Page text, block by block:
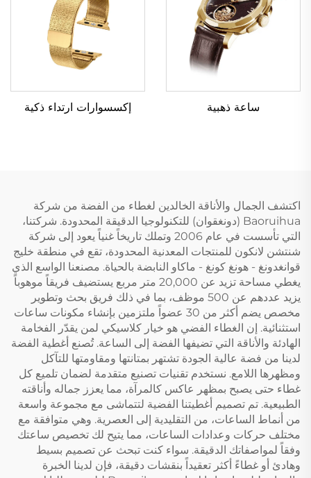
ساعة ذهبية إكسسوارات ارتداء ذكية
اكتشف الجمال والأناقة الخالدين لغطاء من الفضة من شركة
Baoruihua (دونغقوان) للتكنولوجيا الدقيقة المحدودة. شركتنا،
التي تأسست في عام 2006 وتملك تاريخاً غنياً يعود إلى شركة
شنتشن لانكون للمنتجات المعدنية المحدودة، تقع في منطقة خليج
قوانغدونغ - هونغ كونغ - ماكاو النابضة بالحياة. مصنعنا الواسع الذي
يغطي مساحة تزيد عن 20,000 متر مربع يستضيف فريقاً موهوباً
يزيد عددهم عن 500 موظف، بما في ذلك فريق بحث وتطوير
مخصص يضم أكثر من 30 عضواً ملتزمين بإنشاء مكونات ساعات
استثنائية. إن الغطاء الفضي هو خيار كلاسيكي لمن يقدّر الفخامة
الهادئة والأناقة التي تضيفها الفضة إلى الساعة. تُصنع أغطية الفضة
لدينا من فضة عالية الجودة تشتهر بمتانتها ومقاومتها للتآكل
ومظهرها اللامع. نستخدم تقنيات تصنيع متقدمة لضمان تلميع كل
غطاء حتى يصبح بمظهر عاكس كالمرآة، مما يعزز جماله وأناقته
الطبيعية. تم تصميم أغطيتنا الفضية لتتماشى مع مجموعة واسعة
من أنماط الساعات، من التقليدية إلى العصرية. وهي متوافقة مع
مختلف حركات وعدادات الساعات، مما يتيح لك تخصيص ساعتك
وفقاً لمواصفاتك الدقيقة. سواء كنت تبحث عن تصميم بسيط
وهادئ أو غطاءً أكثر تعقيداً بنقشات دقيقة، فإن لدينا الخبرة